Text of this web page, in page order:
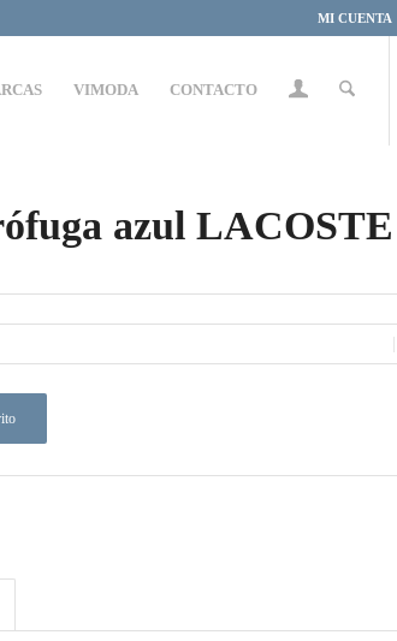
MI CUENTA
VIMODA CONTACTO
azul LACOSTE